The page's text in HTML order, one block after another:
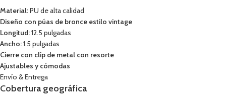
Material:PU de alta calidad
Diseño con púas de bronce estilo vintage
Longitud:12.5 pulgadas
Ancho:1.5 pulgadas
Cierre con clip de metal con resorte
Ajustables y cómodas
Envío & Entrega
Cobertura geográfica